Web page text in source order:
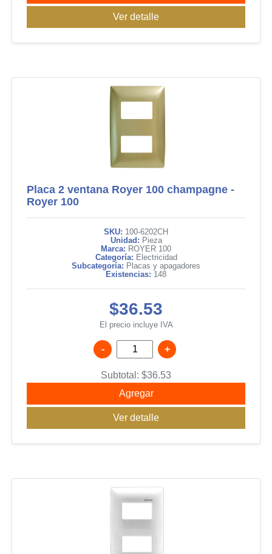
Ver detalle
Placa 2 ventana Royer 100 champagne -
Royer 100
SKU: 100-6202CH
Unidad: Pieza
Marca: ROYER 100
Categoría: Electricidad
Subcategoría: Placas y apagadores
Existencias: 148
$36.53
El precio incluye IVA
- +
Subtotal: $36.53
Agregar
Ver detalle